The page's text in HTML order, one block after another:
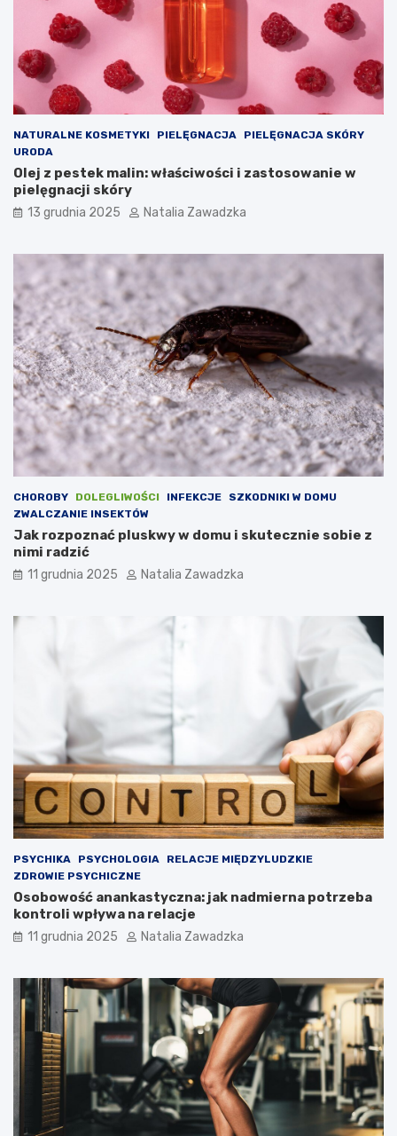
s
a
k
a
g
o
ź
a
–
t
o
w
a
r
t
o
w
i
e
i
e
ć
y
a
c
h
o
o
b
p
u
c
(
P
O
C
h
P
)
–
c
a
r
t
o
w
d
d
o
l
e
g
l
i
w
o
c
?
NATURALNE KOSMETYKI PIELĘGNACJA
PIELĘGNACJA SKÓRY
URODA
Olej z pestek malin: właściwości i zastosowanie w
pielęgnacji skóry
13 grudnia 2025 Natalia Zawadzka
CHOROBY DOLEGLIWOŚCI INFEKCJE
SZKODNIKI W DOMU
ZWALCZANIE INSEKTÓW
Jak rozpoznać pluskwy w domu i skutecznie sobie z
nimi radzić
11 grudnia 2025 Natalia Zawadzka
PSYCHIKA PSYCHOLOGIA
RELACJE MIĘDZYLUDZKIE
ZDROWIE PSYCHICZNE
Osobowość anankastyczna: jak nadmierna potrzeba
kontroli wpływa na relacje
11 grudnia 2025 Natalia Zawadzka